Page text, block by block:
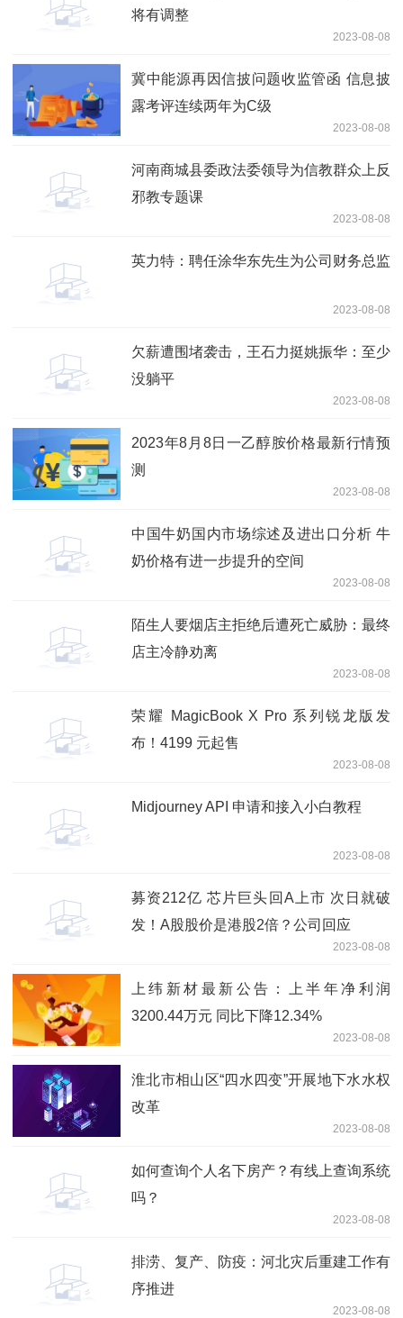
将有调整
2023-08-08
冀中能源再因信披问题收监管函 信息披
露考评连续两年为C级
2023-08-08
河南商城县委政法委领导为信教群众上反
邪教专题课
2023-08-08
英力特：聘任涂华东先生为公司财务总监
2023-08-08
欠薪遭围堵袭击，王石力挺姚振华：至少
没躺平
2023-08-08
2023年8月8日一乙醇胺价格最新行情预
测
2023-08-08
中国牛奶国内市场综述及进出口分析 牛
奶价格有进一步提升的空间
2023-08-08
陌生人要烟店主拒绝后遭死亡威胁：最终
店主冷静劝离
2023-08-08
荣耀 MagicBook X Pro 系列锐龙版发
布！4199 元起售
2023-08-08
Midjourney API 申请和接入小白教程
2023-08-08
募资212亿 芯片巨头回A上市 次日就破
发！A股股价是港股2倍？公司回应
2023-08-08
上纬新材最新公告：上半年净利润
3200.44万元 同比下降12.34%
2023-08-08
淮北市相山区“四水四变”开展地下水水权
改革
2023-08-08
如何查询个人名下房产？有线上查询系统
吗？
2023-08-08
排涝、复产、防疫：河北灾后重建工作有
序推进
2023-08-08